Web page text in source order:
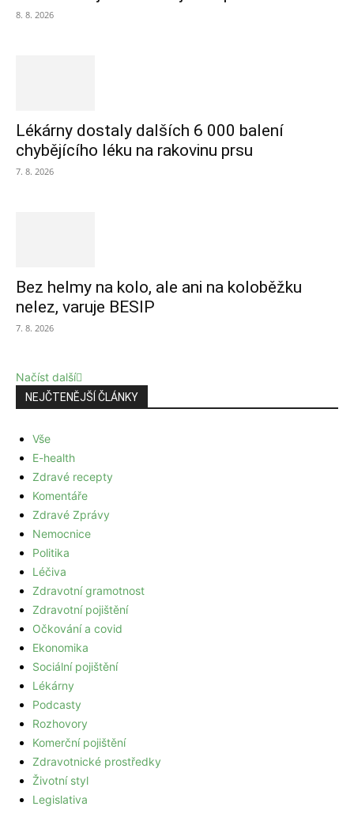
8. 8. 2026
Lékárny dostaly dalších 6 000 balení
chybějícího léku na rakovinu prsu
7. 8. 2026
Bez helmy na kolo, ale ani na koloběžku
nelez, varuje BESIP
7. 8. 2026
Načíst další
NEJČTENĚJŠÍ ČLÁNKY
Vše
E-health
Zdravé recepty
Komentáře
Zdravé Zprávy
Nemocnice
Politika
Léčiva
Zdravotní gramotnost
Zdravotní pojištění
Očkování a covid
Ekonomika
Sociální pojištění
Lékárny
Podcasty
Rozhovory
Komerční pojištění
Zdravotnické prostředky
Životní styl
Legislativa